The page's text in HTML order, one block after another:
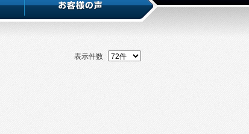
表示件数